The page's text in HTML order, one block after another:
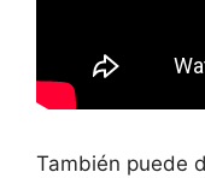
También puede